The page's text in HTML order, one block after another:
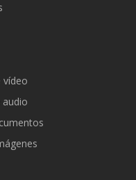
vídeo
audio